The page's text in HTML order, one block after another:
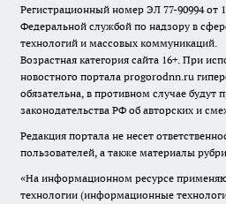
Регистрационный номер ЭЛ 77-90994 от
Федеральной службой по надзору в
технологий и массовых коммуникаций.
Возрастная категория сайта 16+. При
новостного портала progorodnn.ru
обязательна, в противном случае
законодательства РФ об авторских и
Редакция портала не несет
пользователей, а также материалы
«На информационном ресурсе
технологии (информационные